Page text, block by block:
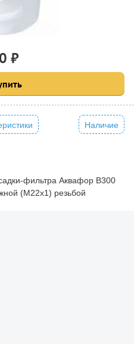
₽
Наличие
фильтра Аквафор В300
(М22х1) резьбой